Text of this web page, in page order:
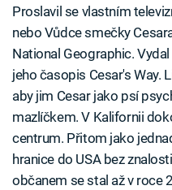
Proslavil se vlastním
nebo Vůdce smečky
National Geographic.
jeho časopis Cesar's Way.
aby jim Cesar jako psí
mazlíčkem. V Kalifornii
centrum. Přitom jako
hranice do USA bez
občanem se stal až v roce